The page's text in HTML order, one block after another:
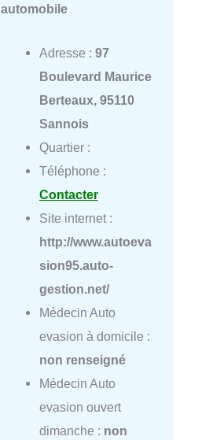
automobile
Adresse : 97
Boulevard Maurice
Berteaux, 95110
Sannois
Quartier :
Téléphone :
Contacter
Site internet :
http://www.autoeva
sion95.auto-
gestion.net/
Médecin Auto
evasion à domicile :
non renseigné
Médecin Auto
evasion ouvert
dimanche : non